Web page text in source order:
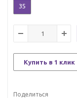
35
Купить в 1 клик
Поделиться